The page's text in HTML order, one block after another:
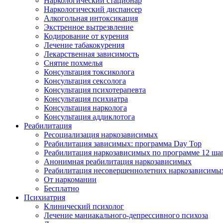
Наркологический диспансер
Алкогольная интоксикация
Экстренное вытрезвление
Кодирование от курения
Лечение табакокурения
Лекарственная зависимость
Снятие похмелья
Консультация токсиколога
Консультация сексолога
Консультация психотерапевта
Консультация психиатра
Консультация нарколога
Консультация аддиклотога
Реабилитация
Ресоциализация наркозависимых
Реабилитация зависимых: программа Day Top
Реабилитация наркозависимых по программе 12
Анонимная реабилитация наркозависимых
Реабилитация несовершеннолетних
От наркомании
Бесплатно
Психиатрия
Клинический психолог
Лечение маниакального-депрессивного психоза